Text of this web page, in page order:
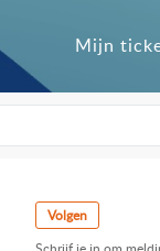
Mijn
Volgen